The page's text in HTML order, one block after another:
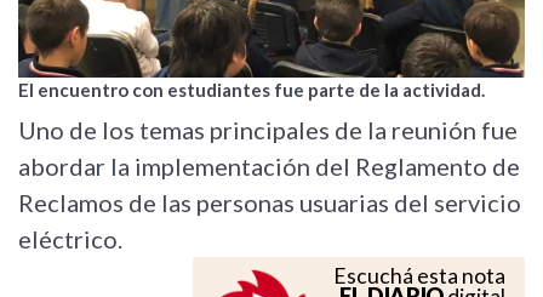
El encuentro con estudiantes fue parte de la actividad.
Uno de los temas principales de la reunión fue
abordar la implementación del Reglamento de
Reclamos de las personas usuarias del servicio
eléctrico.
Escuchá esta nota